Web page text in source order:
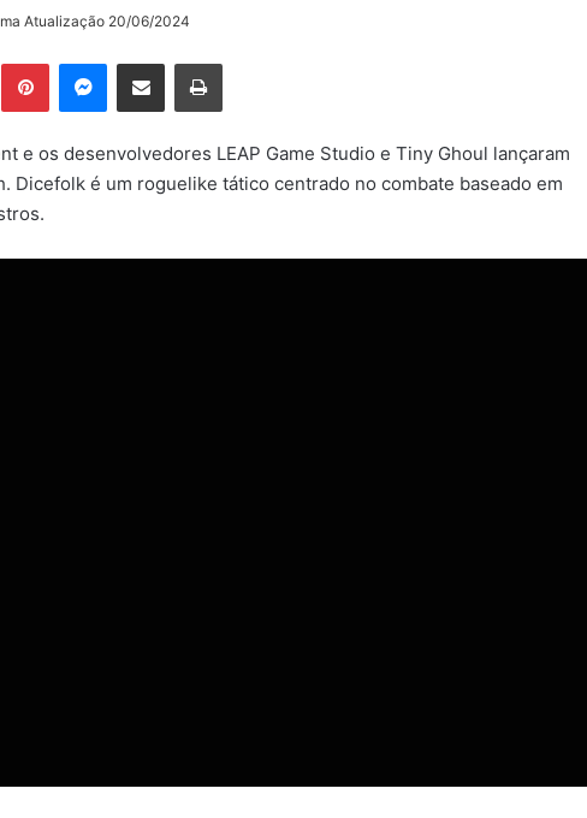
Atualização 20/06/2024
PinterestMessenger
Compartilhar via e-mail Imprimir
e os desenvolvedores LEAP Game Studio e Tiny Ghoul lançaram
Dicefolk é um roguelike tático centrado no combate baseado em